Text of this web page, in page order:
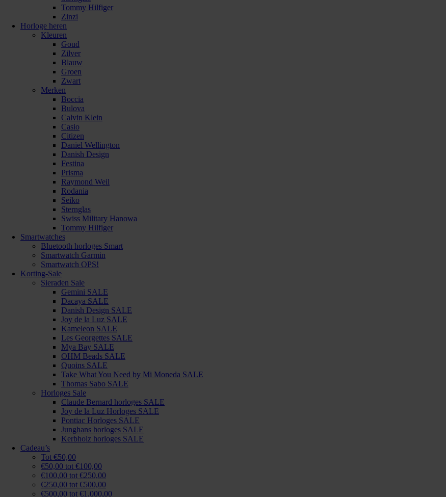
Tommy Hilfiger
Zinzi
Horloge heren
Kleuren
Goud
Zilver
Blauw
Groen
Zwart
Merken
Boccia
Bulova
Calvin Klein
Casio
Citizen
Daniel Wellington
Danish Design
Festina
Prisma
Raymond Weil
Rodania
Seiko
Sternglas
Swiss Military Hanowa
Tommy Hilfiger
Smartwatches
Bluetooth horloges Smart
Smartwatch Garmin
Smartwatch OPS!
Korting-Sale
Sieraden Sale
Gemini SALE
Dacaya SALE
Danish Design SALE
Joy de la Luz SALE
Kameleon SALE
Les Georgettes SALE
Mya Bay SALE
OHM Beads SALE
Quoins SALE
Take What You Need by Mi Moneda SALE
Thomas Sabo SALE
Horloges Sale
Claude Bernard horloges SALE
Joy de la Luz Horloges SALE
Pontiac Horloges SALE
Junghans horloges SALE
Kerbholz horloges SALE
Cadeau’s
Tot €50,00
€50,00 tot €100,00
€100,00 tot €250,00
€250,00 tot €500,00
€500,00 tot €1.000,00